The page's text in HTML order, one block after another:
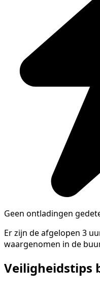
Geen ontladingen
Er zijn de afgelopen 3
waargenomen in de
Veiligheidstips